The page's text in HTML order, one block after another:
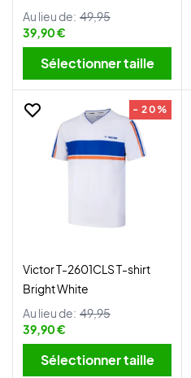
White
Au lieu de: 49,95
39,90 €
Sélectionner taille
- 20%
Victor T-2601CLS T-shirt
Bright White
Au lieu de: 49,95
39,90 €
Sélectionner taille